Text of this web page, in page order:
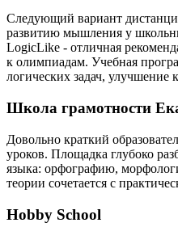
Следующий вариант
развитию мышления у
LogicLike - отличная
к олимпиадам. Учебная
логических задач, улучшение
Школа грамотности
Довольно краткий
уроков. Площадка глубоко
языка: орфографию,
теории сочетается с
Hobby School